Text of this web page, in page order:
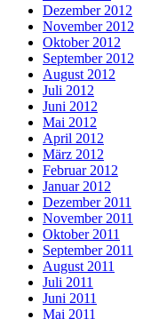
Dezember 2012
November 2012
Oktober 2012
September 2012
August 2012
Juli 2012
Juni 2012
Mai 2012
April 2012
März 2012
Februar 2012
Januar 2012
Dezember 2011
November 2011
Oktober 2011
September 2011
August 2011
Juli 2011
Juni 2011
Mai 2011